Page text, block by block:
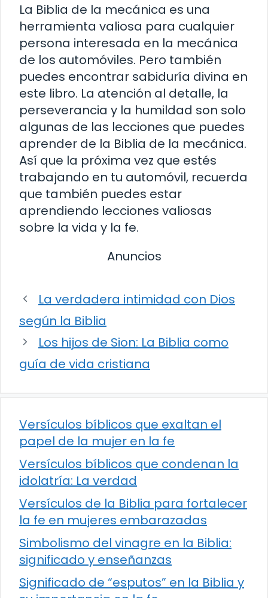
La Biblia de la mecánica es una
herramienta valiosa para cualquier
persona interesada en la mecánica
de los automóviles. Pero también
puedes encontrar sabiduría divina en
este libro. La atención al detalle, la
perseverancia y la humildad son solo
algunas de las lecciones que puedes
aprender de la Biblia de la mecánica.
Así que la próxima vez que estés
trabajando en tu automóvil, recuerda
que también puedes estar
aprendiendo lecciones valiosas
sobre la vida y la fe.
Anuncios
La verdadera intimidad con Dios
según la Biblia
Los hijos de Sion: La Biblia como
guía de vida cristiana
Versículos bíblicos que exaltan el
papel de la mujer en la fe
Versículos bíblicos que condenan la
idolatría: La verdad
Versículos de la Biblia para fortalecer
la fe en mujeres embarazadas
Simbolismo del vinagre en la Biblia:
significado y enseñanzas
Significado de “esputos” en la Biblia y